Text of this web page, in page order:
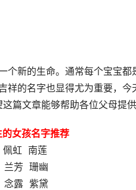
个新的生命。通常每个宝宝都
祥的名字也显得尤为重要，今
篇文章能够帮助各位父母提供
女孩名字推荐
虹 南莲
芳 珊幽
露 紫黛